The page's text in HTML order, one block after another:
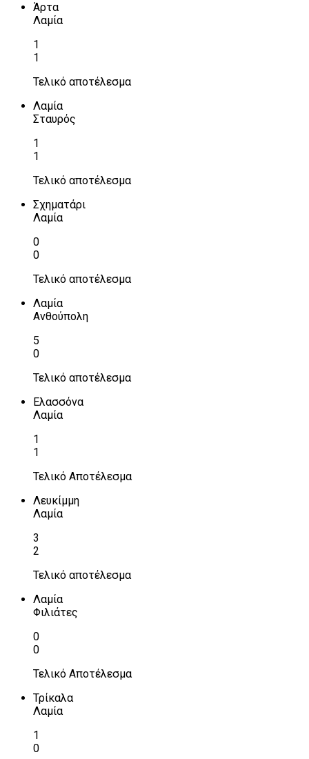
Άρτα
Λαμία
1
1
Τελικό αποτέλεσμα
Λαμία
Σταυρός
1
1
Τελικό αποτέλεσμα
Σχηματάρι
Λαμία
0
0
Τελικό αποτέλεσμα
Λαμία
Ανθούπολη
5
0
Τελικό αποτέλεσμα
Ελασσόνα
Λαμία
1
1
Τελικό Αποτέλεσμα
Λευκίμμη
Λαμία
3
2
Τελικό αποτέλεσμα
Λαμία
Φιλιάτες
0
0
Τελικό Αποτέλεσμα
Τρίκαλα
Λαμία
1
0